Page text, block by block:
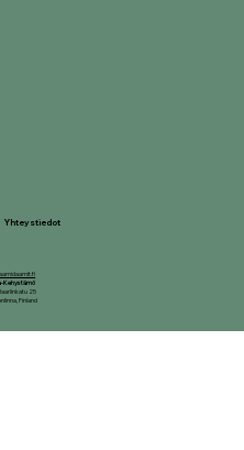
Yhteystiedot
Kehystämö
25
Finland